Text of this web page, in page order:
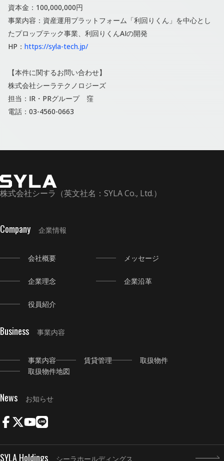
資本金：100,000,000円
事業内容：資産運⽤プラットフォーム「利回りくん」を中⼼とし
たプロップテック事業、利回りくんAIの開発
HP： https://syla-tech.jp/
【本件に関するお問い合わせ】
株式会社シーラテクノロジーズ
担当：IR・PRグループ 窪
電話：03-4560-0663
株式会社シーラ（英文社名：SYLA Co., Ltd.）
Company 企業情報
会社概要 メッセージ
企業理念 企業沿革
役員紹介
Business 事業内容
事業内容 賃貸管理
取扱物件
取扱物件地図
News お知らせ
SYLA Holdings シーラホールディングス